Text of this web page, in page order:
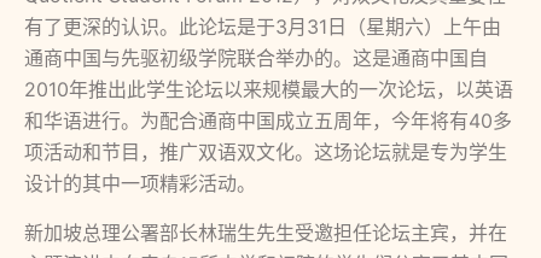
有了更深的认识。此论坛是于3月31日（星期六）上午由
通商中国与先驱初级学院联合举办的。这是通商中国自
2010年推出此学生论坛以来规模最大的一次论坛，以英语
和华语进行。为配合通商中国成立五周年，今年将有40多
项活动和节目，推广双语双文化。这场论坛就是专为学生
设计的其中一项精彩活动。
新加坡总理公署部长林瑞生先生受邀担任论坛主宾，并在